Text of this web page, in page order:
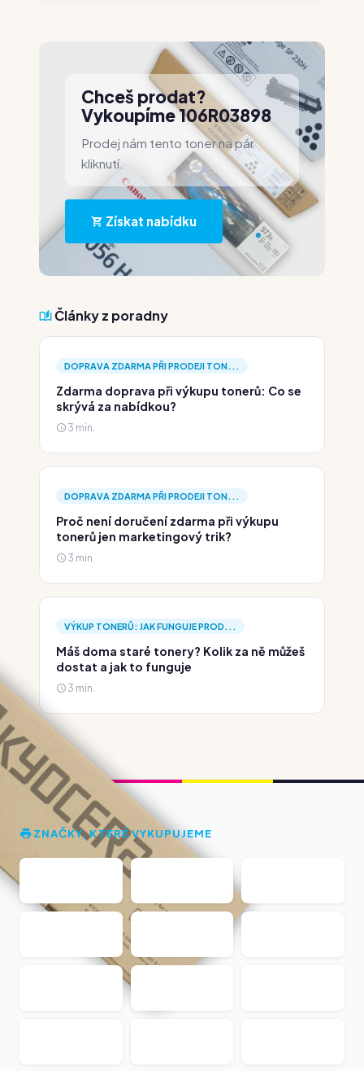
Chceš prodat?
Vykoupíme 106R03898
Prodej nám tento toner na pár
kliknutí.
Získat nabídku
Články z poradny
DOPRAVA ZDARMA PŘI PRODEJI TON...
Zdarma doprava při výkupu tonerů: Co se
skrývá za nabídkou?
3 min.
DOPRAVA ZDARMA PŘI PRODEJI TON...
Proč není doručení zdarma při výkupu
tonerů jen marketingový trik?
3 min.
VÝKUP TONERŮ: JAK FUNGUJE PROD...
Máš doma staré tonery? Kolik za ně můžeš
dostat a jak to funguje
3 min.
ZNAČKY, KTERÉ VYKUPUJEME